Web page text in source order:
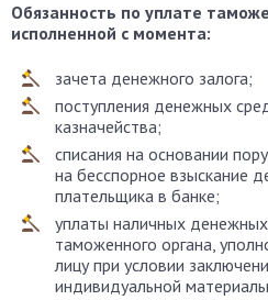
Обязанность по уплате
исполненной с момента:
зачета денежного залога;
поступления денежных
казначейства;
списания на основании
на бесспорное взыскание
плательщика в банке;
уплаты наличных денежных
таможенного органа,
лицу при условии
индивидуальной